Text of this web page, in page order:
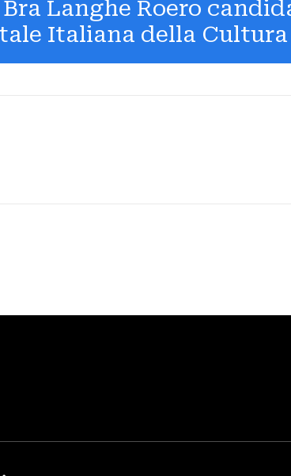
Langhe Roero
Italiana della Cultura